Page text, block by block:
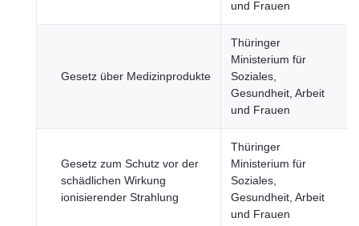
und Frauen
Gesetz über Medizinprodukte
Thüringer
Ministerium für
Soziales,
Gesundheit, Arbeit
und Frauen
Gesetz zum Schutz vor der
schädlichen Wirkung
ionisierender Strahlung
Thüringer
Ministerium für
Soziales,
Gesundheit, Arbeit
und Frauen